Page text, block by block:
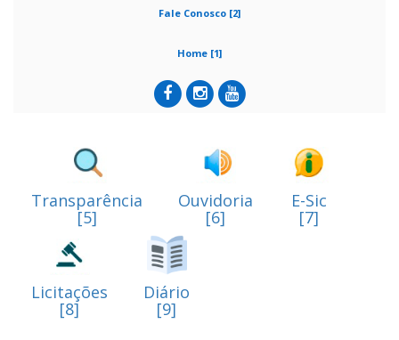
Fale Conosco [2]
Home [1]
Transparência
[5]
Ouvidoria
[6]
E-Sic
[7]
Licitações
[8]
Diário
[9]